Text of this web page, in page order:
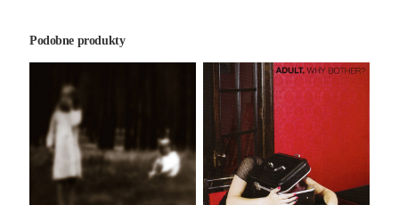
Podobne produkty